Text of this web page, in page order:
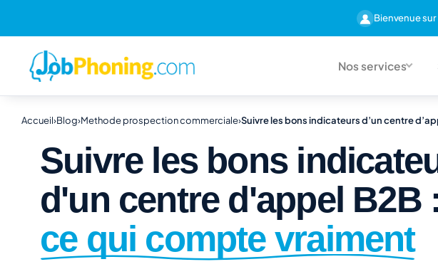
Bienvenue sur
Nos services
Accueil›Blog›Methode prospection commerciale›Suivre les bons indicateurs d’un centre
Suivre les bons
d'un centre d'appel B2B :
ce qui compte vraiment